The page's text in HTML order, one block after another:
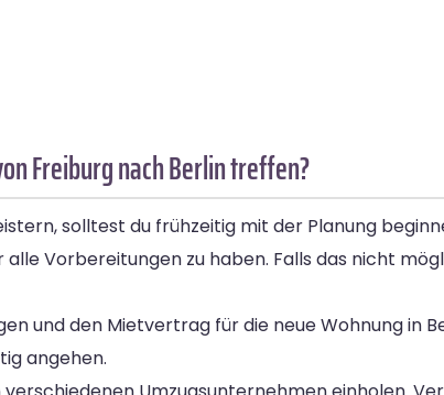
Freiburg nach Berlin treffen?
solltest du frühzeitig mit der Planung
Vorbereitungen zu haben. Falls das nicht
und den Mietvertrag für die neue Wohnung in
angehen.